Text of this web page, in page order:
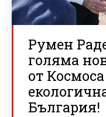
Румен
голяма
от
България!